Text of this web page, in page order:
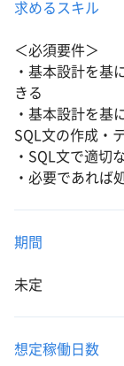
求めるスキル
＜必須要件＞
・基本設計を基
きる
・基本設計を基
SQL文の作成・
・SQL文で適切
・必要であれば
期間
未定
想定稼働日数